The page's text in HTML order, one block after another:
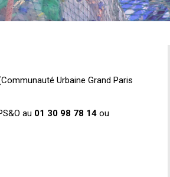
Urbaine Grand Paris
au 01 30 98 78 14 ou